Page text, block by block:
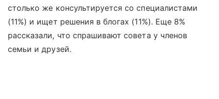
столько же консультируется со специалистами
(11%) и ищет решения в блогах (11%). Еще 8%
рассказали, что спрашивают совета у членов
семьи и друзей.